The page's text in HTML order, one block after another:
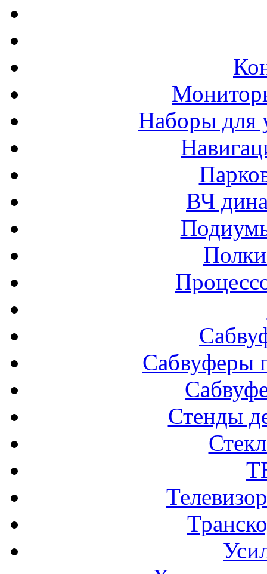
Наборы для
ВЧ
Сабвуферы
Стенды